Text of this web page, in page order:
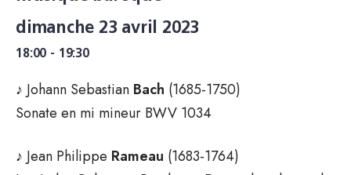
dimanche 23 avril 2023
18:00 - 19:30
♪ Johann Sebastian Bach (1685-1750)
Sonate en mi mineur BWV 1034
♪ Jean Philippe Rameau (1683-1764)